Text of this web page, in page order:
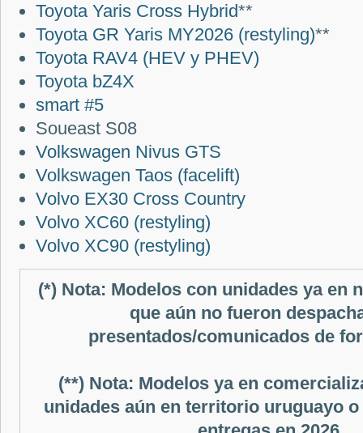
Toyota Yaris Cross Hybrid**
Toyota GR Yaris MY2026 (restyling)**
Toyota RAV4 (HEV y PHEV)
Toyota bZ4X
smart #5
Soueast S08
Volkswagen Nivus GTS
Volkswagen Taos (facelift)
Volvo EX30 Cross Country
Volvo XC60 (restyling)
Volvo XC90 (restyling)
(*) Nota: Modelos con unidades ya en
que aún no fueron
presentados/comunicados de
(**) Nota: Modelos ya en
unidades aún en territorio uruguayo